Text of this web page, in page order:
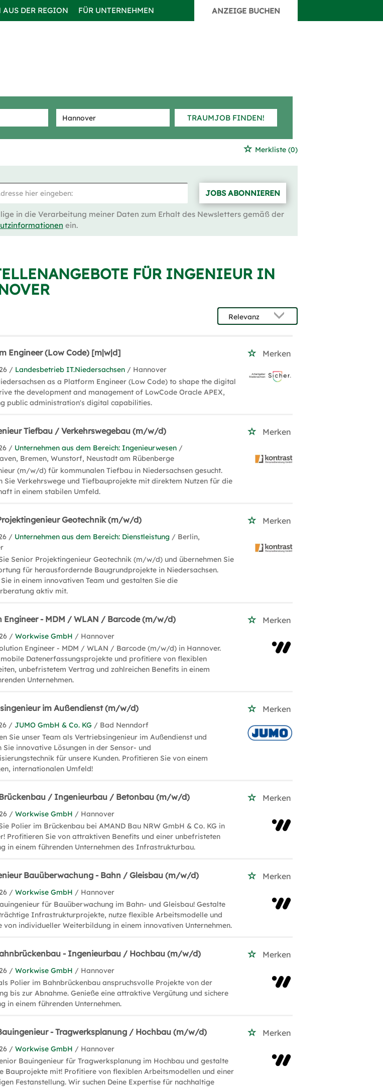
DER REGION FÜR UNTERNEHMEN ANZEIGE BUCHEN
TRAUMJOB FINDEN!
Merkliste (0)
JOBS ABONNIEREN
in die Verarbeitung meiner Daten zum Erhalt des Newsletters gemäß der
ein.
FÜR INGENIEUR IN
Engineer (Low Code) [m|w|d] Merken
/ Landesbetrieb IT.Niedersachsen / Hannover
as a Platform Engineer (Low Code) to shape the digital
the development and management of LowCode Oracle APEX,
public administration's digital capabilities.
Tiefbau / Verkehrswegebau (m/w/d) Merken
/ Unternehmen aus dem Bereich: Ingenieurwesen /
Bremen, Wunstorf, Neustadt am Rübenberge
(m/w/d) für kommunalen Tiefbau in Niedersachsen gesucht.
Sie Verkehrswege und Tiefbauprojekte mit direktem Nutzen für die
in einem stabilen Umfeld.
Geotechnik (m/w/d) Merken
/ Unternehmen aus dem Bereich: Dienstleistung / Berlin,
Senior Projektingenieur Geotechnik (m/w/d) und übernehmen Sie
für herausfordernde Baugrundprojekte in Niedersachsen.
in einem innovativen Team und gestalten Sie die
aktiv mit.
Engineer - MDM / WLAN / Barcode (m/w/d) Merken
/Workwise GmbH / Hannover
Engineer - MDM / WLAN / Barcode (m/w/d) in Hannover.
Datenerfassungsprojekte und profitiere von flexiblen
unbefristetem Vertrag und zahlreichen Benefits in einem
Unternehmen.
im Außendienst (m/w/d) Merken
/JUMO GmbH & Co. KG / Bad Nenndorf
Sie unser Team als Vertriebsingenieur im Außendienst und
Sie innovative Lösungen in der Sensor- und
für unsere Kunden. Profitieren Sie von einem
internationalen Umfeld!
/ Ingenieurbau / Betonbau (m/w/d) Merken
/Workwise GmbH / Hannover
Polier im Brückenbau bei AMAND Bau NRW GmbH & Co. KG in
Profitieren Sie von attraktiven Benefits und einer unbefristeten
in einem führenden Unternehmen des Infrastrukturbau.
Bauüberwachung - Bahn / Gleisbau (m/w/d) Merken
/Workwise GmbH / Hannover
für Bauüberwachung im Bahn- und Gleisbau! Gestalte
Infrastrukturprojekte, nutze flexible Arbeitsmodelle und
von individueller Weiterbildung in einem innovativen Unternehmen.
- Ingenieurbau / Hochbau (m/w/d) Merken
/Workwise GmbH / Hannover
Polier im Bahnbrückenbau anspruchsvolle Projekte von der
bis zur Abnahme. Genieße eine attraktive Vergütung und sichere
in einem führenden Unternehmen.
- Tragwerksplanung / Hochbau (m/w/d) Merken
/Workwise GmbH / Hannover
Bauingenieur für Tragwerksplanung im Hochbau und gestalte
Bauprojekte mit! Profitiere von flexiblen Arbeitsmodellen und einer
Festanstellung. Wir suchen Deine Expertise für nachhaltige